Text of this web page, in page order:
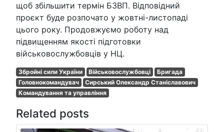
щоб збільшити термін БЗВП. Відповідний
проєкт буде розпочато у жовтні-листопаді
цього року. Продовжуємо роботу над
підвищенням якості підготовки
військовослужбовців у НЦ.
Збройні сили України Військовослужбовці
Бригада
Головнокомандувач
Сирський Олександр Станіславович
Командування та управління
Related posts